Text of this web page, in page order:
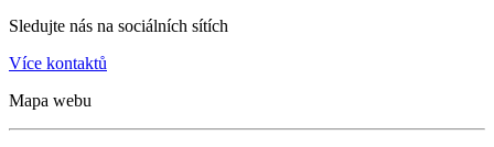
Sledujte nás na sociálních sítích
Více kontaktů
Mapa webu